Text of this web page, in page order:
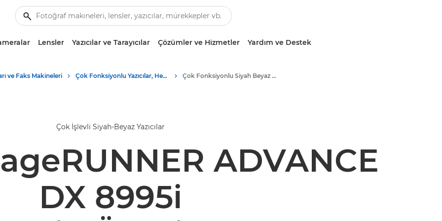
Lensler Yazıcılar ve Tarayıcılar Çözümler ve Hizmetler Yardım ve Destek
ve Faks Makineleri Çok Fonksiyonlu Yazıcılar, Hepsi Bir Arada Yazıcılar Çok Fonksiyonlu Siyah Beyaz Yazıcılar
Çok İşlevli Siyah-Beyaz Yazıcılar
ADVANCE
DX 8995i